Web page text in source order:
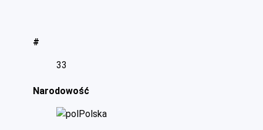
#
33
Narodowość
Polska